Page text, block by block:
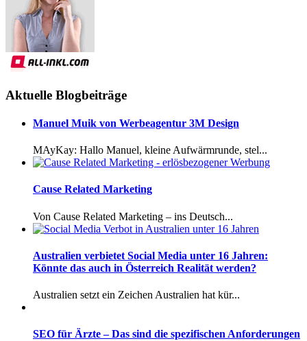
Aktuelle Blogbeiträge
Manuel Muik von Werbeagentur 3M Design
MAyKay: Hallo Manuel, kleine Aufwärmrunde, stel...
Cause Related Marketing
Von Cause Related Marketing – ins Deutsch...
Australien verbietet Social Media unter 16 Jahren:
Könnte das auch in Österreich Realität werden?
Australien setzt ein Zeichen Australien hat kür...
SEO für Ärzte – Das sind die spezifischen Anforderungen